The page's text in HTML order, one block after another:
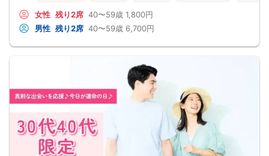
女性 残り2席 40〜59歳 1,800円
男性 残り2席 40〜59歳 6,700円